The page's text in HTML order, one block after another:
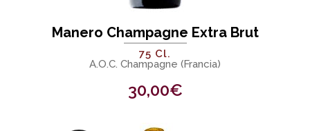
Manero Champagne Extra Brut
75 Cl.
A.O.C. Champagne (Francia)
30,00€